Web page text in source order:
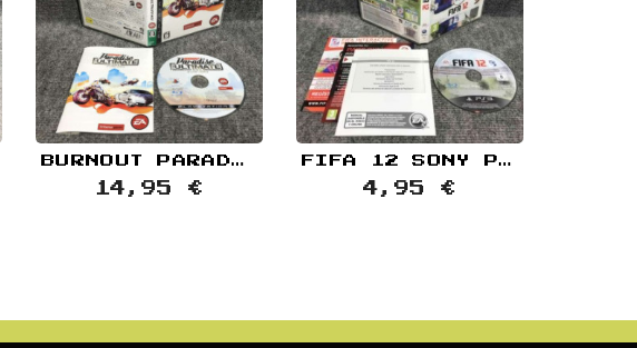
BURNOUT PARADISE THE ULTIMATE BOX JAP SONY PLAYSTATION 3 PS3
14,95 €
FIFA 12 SONY PLAYSTATION 3 PS3
4,95 €